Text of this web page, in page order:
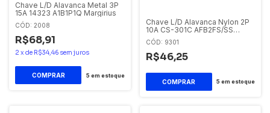
Chave L/D Alavanca Metal 3P
15A 14323 A1B1P1Q Margirius
CÓD: 2008
R$68,91
2 x de R$34,46 sem juros
5 em estoque
Chave L/D Alavanca Nylon 2P
10A CS-301C AFB2FS/SS
Margirius
CÓD: 9301
R$46,25
5 em estoque